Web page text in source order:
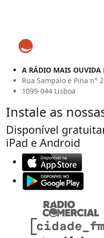
A RÁDIO MAIS OUVIDA
Rua Sampaio e Pina n°
1099-044 Lisboa
Instale as
Disponível
iPad e Android